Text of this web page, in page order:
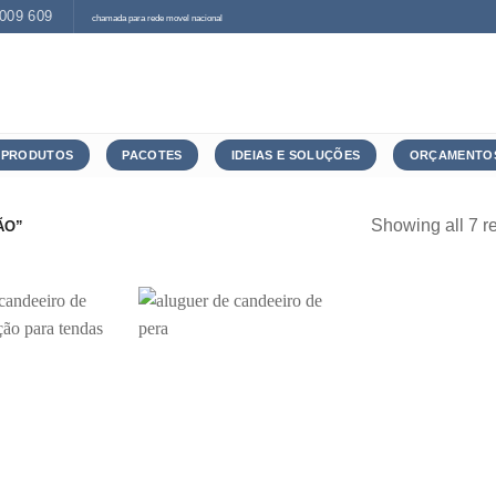
609 chamada para rede movel nacional
PRODUTOS PACOTES IDEIAS E SOLUÇÕES
Showing all 7